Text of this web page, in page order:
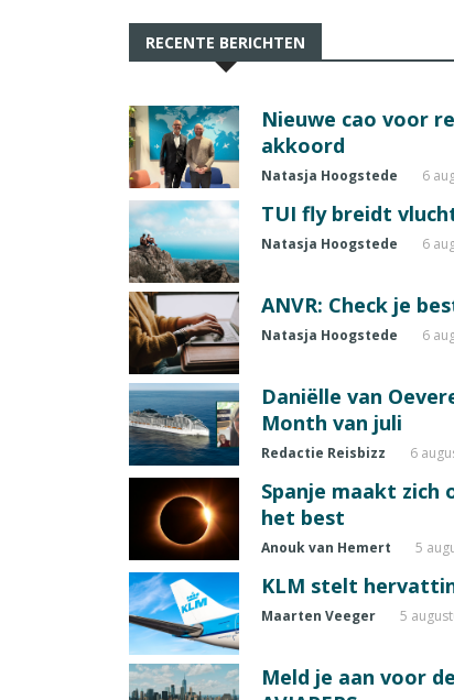
RECENTE BERICHTEN
Nieuwe cao voor
akkoord
Natasja Hoogstede 6
TUI fly breidt
Natasja Hoogstede 6
ANVR: Check je
Natasja Hoogstede 6
Daniëlle van
Month van juli
Redactie Reisbizz 6
Spanje maakt
het best
Anouk van Hemert 5
KLM stelt
Maarten Veeger 5
Meld je aan voor